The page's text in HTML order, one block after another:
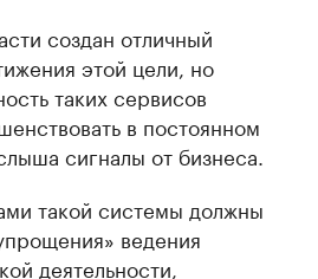
создан отличный
этой цели, но
таких сервисов
в постоянном
сигналы от бизнеса.
такой системы должны
ведения
деятельности,